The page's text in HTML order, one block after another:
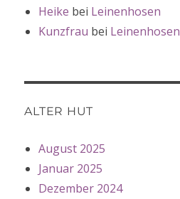
Heike bei Leinenhosen
Kunzfrau bei Leinenhosen
ALTER HUT
August 2025
Januar 2025
Dezember 2024